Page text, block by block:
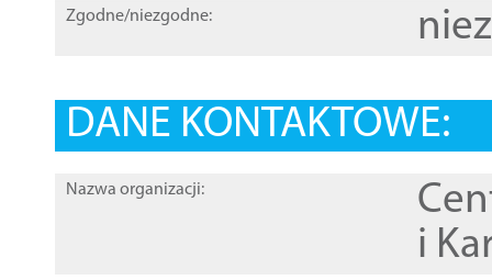
Zgodne/niezgodne:
DANE KONTAKTOWE:
Nazwa organizacji:
i